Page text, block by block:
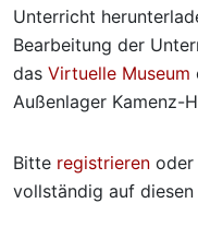
Unterricht
Bearbeitung der
das Virtuelle Museum
Außenlager Kamenz-
Bitte registrieren oder
vollständig auf